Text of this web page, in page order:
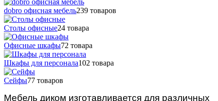
dobro офисная мебель239 товаров
Столы офисные24 товара
Офисные шкафы72 товара
Шкафы для персонала102 товара
Сейфы77 товаров
Мебель диком изготавливается для различных